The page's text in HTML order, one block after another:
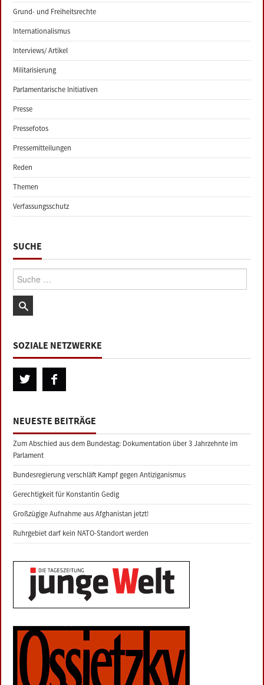
Grund- und Freiheitsrechte
Internationalismus
Interviews/ Artikel
Militarisierung
Parlamentarische Initiativen
Presse
Pressefotos
Pressemitteilungen
Reden
Themen
Verfassungsschutz
SUCHE
Suche:
SOZIALE NETZWERKE
NEUESTE BEITRÄGE
Zum Abschied aus dem Bundestag: Dokumentation über 3 Jahrzehnte im
Parlament
Bundesregierung verschläft Kampf gegen Antiziganismus
Gerechtigkeit für Konstantin Gedig
Großzügige Aufnahme aus Afghanistan jetzt!
Ruhrgebiet darf kein NATO-Standort werden